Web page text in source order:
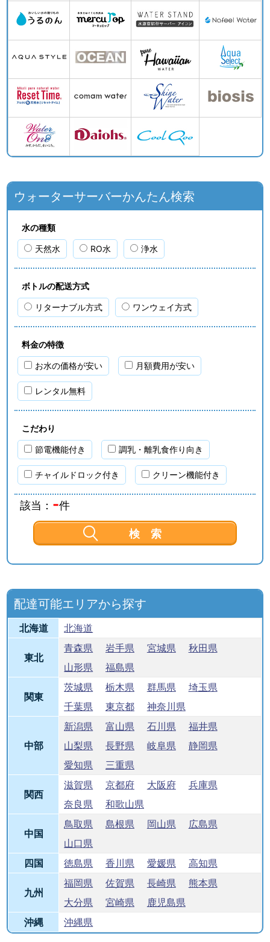
ウォーターサーバーかんたん検索
水の種類
天然水 RO水 浄水
ボトルの配送方式
リターナブル方式 ワンウェイ方式
料金の特徴
お水の価格が安い 月額費用が安い
レンタル無料
こだわり
節電機能付き 調乳・離乳食作り向き
チャイルドロック付き クリーン機能付き
該当： -件
配達可能エリアから探す
北海道 北海道
東北
青森県 岩手県 宮城県
秋田県
山形県
福島県
関東
茨城県 栃木県 群馬県
埼玉県
千葉県
東京都 神奈川県
中部
新潟県 富山県 石川県
福井県
山梨県
長野県 岐阜県
静岡県
愛知県
三重県
関西
滋賀県 京都府 大阪府
兵庫県
奈良県
和歌山県
中国
鳥取県 島根県 岡山県
広島県
山口県
四国
徳島県 香川県 愛媛県 高知県
九州
福岡県 佐賀県 長崎県
熊本県
大分県
宮崎県
鹿児島県
沖縄
沖縄県